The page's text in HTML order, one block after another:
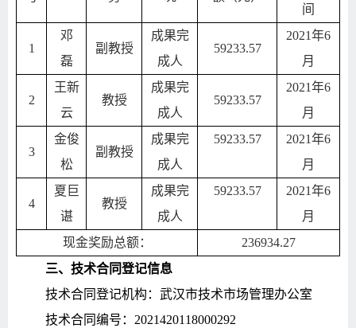
间
1
邓
磊
副教授
成果完
成人
59233.57
2021年6
月
2
王新
云
教授
成果完
成人
59233.57
2021年6
月
3
金俊
松
副教授
成果完
成人
59233.57 2021年6
月
4
夏巨
谌
教授
成果完
成人
59233.57 2021年6
月
现金奖励总额：
236934.27
三、技术合同登记信息
技术合同登记机构：武汉市技术市场管理办公室
技术合同编号： 2021420118000292